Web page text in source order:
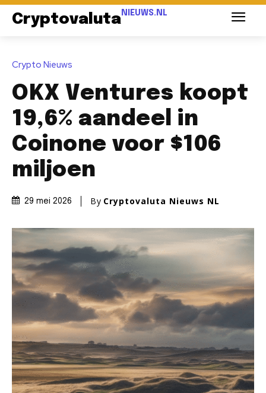
Cryptovaluta NIEUWS.NL
Crypto Nieuws
OKX Ventures koopt
19,6% aandeel in
Coinone voor $106
miljoen
29 mei 2026 By Cryptovaluta Nieuws NL